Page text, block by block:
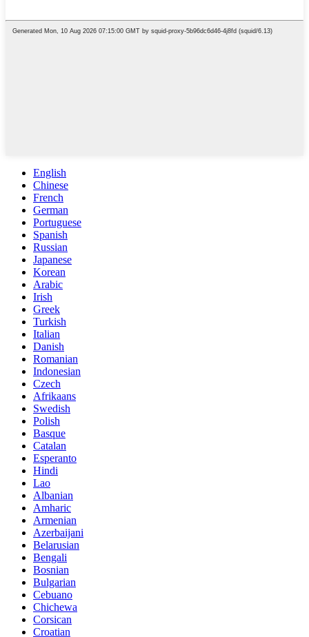
English
Chinese
French
German
Portuguese
Spanish
Russian
Japanese
Korean
Arabic
Irish
Greek
Turkish
Italian
Danish
Romanian
Indonesian
Czech
Afrikaans
Swedish
Polish
Basque
Catalan
Esperanto
Hindi
Lao
Albanian
Amharic
Armenian
Azerbaijani
Belarusian
Bengali
Bosnian
Bulgarian
Cebuano
Chichewa
Corsican
Croatian